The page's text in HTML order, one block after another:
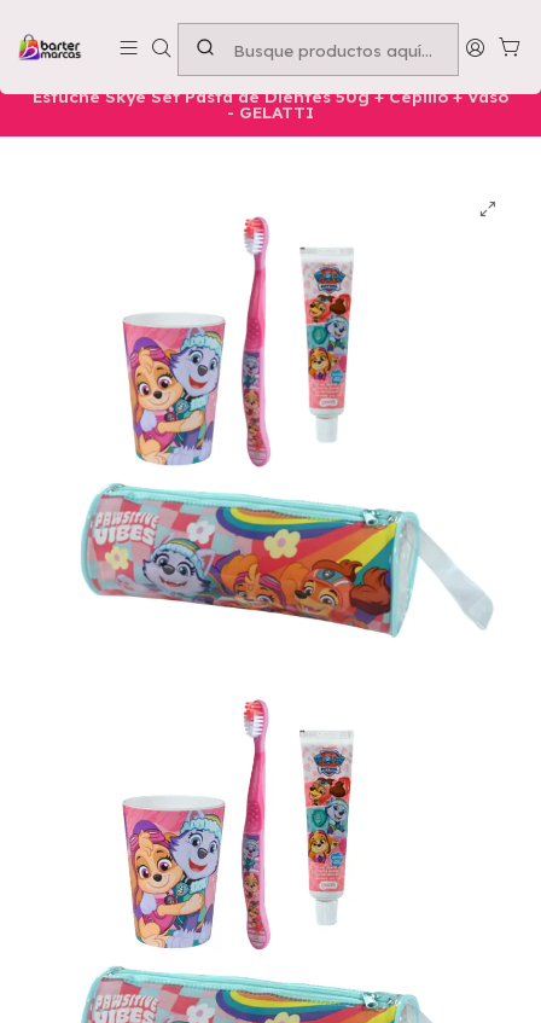
Emprende con nosotros -Compra mínima $50.000
Nuestros Productos Belleza Infantil
Estuche Skye Set Pasta de Dientes 50g + Cepillo + Vaso
- GELATTI